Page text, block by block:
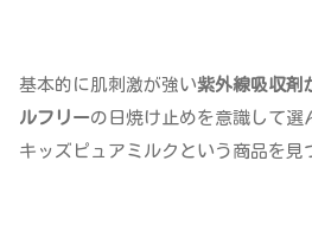
基本的に肌刺激が強い紫外線吸収剤
ルフリーの日焼け止めを意識して選
キッズピュアミルクという商品を見